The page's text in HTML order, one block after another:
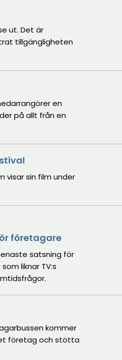
ut. Det är
tillgängligheten
en
på allt från en
visar sin film under
företagare
satsning för
liknar TV:s
kommer
företag och stötta